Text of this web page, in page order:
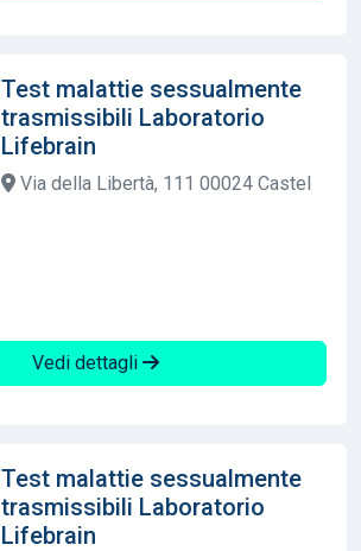
Test malattie sessualmente
trasmissibili Laboratorio
Lifebrain
Via della Libertà, 111 00024 Castel
Vedi dettagli
Test malattie sessualmente
trasmissibili Laboratorio
Lifebrain